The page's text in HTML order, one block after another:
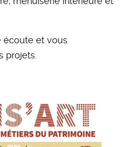
écoute et vous
projets.